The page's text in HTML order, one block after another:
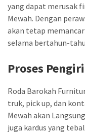
yang dapat merusak
Mewah. Dengan
akan tetap
selama bertahun-
Proses
Roda Barokah
truk, pick up, dan
Mewah akan
juga kardus yang